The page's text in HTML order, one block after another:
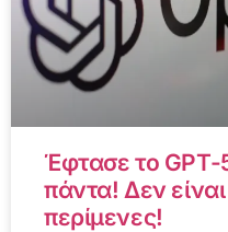
Έφτασε το GPT-
πάντα! Δεν
περίμενες!